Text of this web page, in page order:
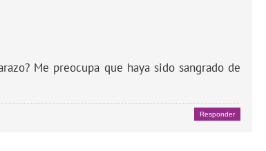
Me preocupa que haya sido sangrado de
Responder